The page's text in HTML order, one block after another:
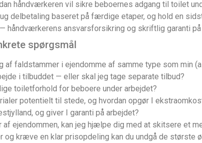
håndværkeren vil sikre beboernes adgang til toilet
delbetaling baseret på færdige etaper, og hold en
— håndværkerens ansvarsforsikring og skriftlig garanti
spørgsmål
af faldstammer i ejendomme af samme type som min
i tilbuddet — eller skal jeg tage separate tilbud?
toiletforhold for beboere under arbejdet?
potentielt til stede, og hvordan opgør I
og giver I garanti på arbejdet?
af ejendommen, kan jeg hjælpe dig med at skitsere et
og kræve en klar prisopdeling kan du undgå de største